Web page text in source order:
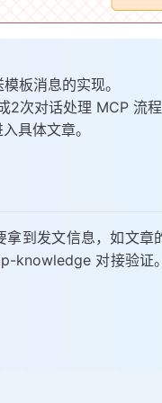
板消息的实现。
2次对话处理 MCP 流程
具体文章。
拿到发文信息，如文章
knowledge 对接验证